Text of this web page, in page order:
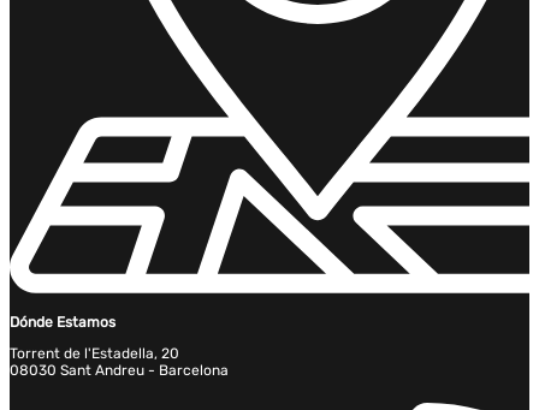
Dónde Estamos
Torrent de l'Estadella, 20
08030 Sant Andreu - Barcelona